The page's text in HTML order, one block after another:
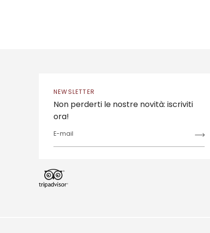
NEWSLETTER
Non perderti le nostre novità: iscriviti
ora!
E-mail